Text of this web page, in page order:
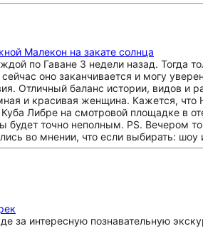
Малекон на закате солнца
по Гаване 3 недели назад. Тогда
оно заканчивается и могу
Отличный баланс истории, видов и
и красивая женщина. Кажется,
Либре на смотровой площадке в
будет точно неполным. PS. Вечером
во мнении, что если выбирать:
за интересную познавательную